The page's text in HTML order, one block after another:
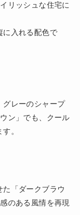
リッシュな住宅に
に入れる配色で
グレーのシャープ
ン」でも、クール
。
た「ダークブラウ
のある風情を再現